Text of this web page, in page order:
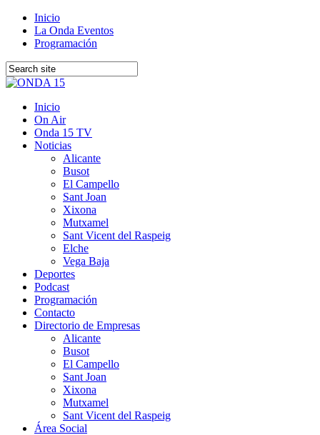
Inicio
La Onda Eventos
Programación
Inicio
On Air
Onda 15 TV
Noticias
Alicante
Busot
El Campello
Sant Joan
Xixona
Mutxamel
Sant Vicent del Raspeig
Elche
Vega Baja
Deportes
Podcast
Programación
Contacto
Directorio de Empresas
Alicante
Busot
El Campello
Sant Joan
Xixona
Mutxamel
Sant Vicent del Raspeig
Área Social